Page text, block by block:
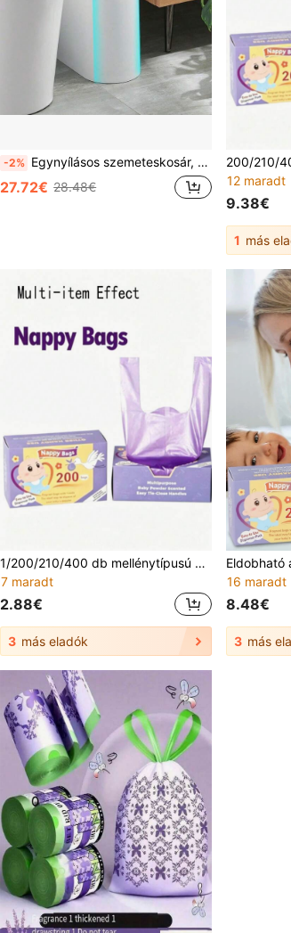
-2% Egynyílásos szemeteskosár, szagcsökkentő kialakítás, helytakarékos, konyhába, nappaliba, hálószobába, fürdőszobába, irodába és egyéb otthoni helyszínekre alkalmas. Ez a tartós szemeteskosár kielégi a napi hulladéktávolítási igényeket.
27.72€ 28.48€
12 maradt
9.38€
1 más
1/200/210/400 db mellénytípusú pelenká és háziállat ürülékgyűjtő zacskó, vastag, szivárgásmentes, szagcsökkentő, fogantyúval, könnyen kötözhető, illatos levendula umai szemetes zacskó, pelenkágyűjtő refill Genie Angelcare vödrökhöz, utazó anyáknak, sétáltatáshoz, babakezeléshez és otthoni rendszerezéshez
7 maradt
2.88€
3 más eladók
16 maradt
8.48€
3 más